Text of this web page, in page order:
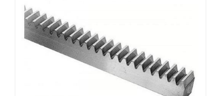
opciones
se
pueden
elegir